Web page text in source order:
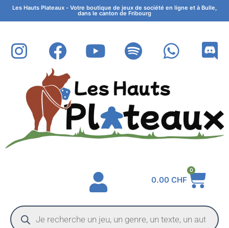
Les Hauts Plateaux - Votre boutique de jeux de société en ligne et à Bulle,
dans le canton de Fribourg
0.00 CHF
0